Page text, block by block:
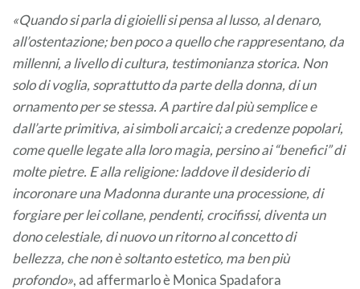
«Quando si parla di gioielli si pensa al lusso, al denaro,
all’ostentazione; ben poco a quello che rappresentano, da
millenni, a livello di cultura, testimonianza storica. Non
solo di voglia, soprattutto da parte della donna, di un
ornamento per se stessa. A partire dal più semplice e
dall’arte primitiva, ai simboli arcaici; a credenze popolari,
come quelle legate alla loro magia, persino ai “benefici” di
molte pietre. E alla religione: laddove il desiderio di
incoronare una Madonna durante una processione, di
forgiare per lei collane, pendenti, crocifissi, diventa un
dono celestiale, di nuovo un ritorno al concetto di
bellezza, che non è soltanto estetico, ma ben più
profondo», ad affermarlo è Monica Spadafora